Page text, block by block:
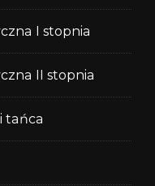
I stopnia
II stopnia
tańca